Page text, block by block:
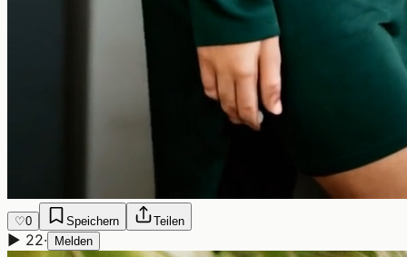
♡0 Speichern Teilen
▶ 22· Melden